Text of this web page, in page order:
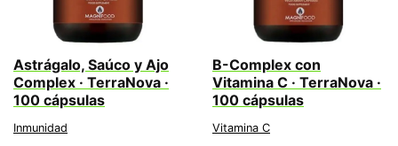
Astrágalo, Saúco y Ajo
Complex · TerraNova ·
100 cápsulas
Inmunidad
B-Complex con
Vitamina C · TerraNova ·
100 cápsulas
Vitamina C